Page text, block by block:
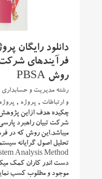
دانلود رایگان
فرآیندهای شرکت
روش PBSA
رشته مدیریت و حسابداری
و ارتباطات , پروژه , پروژه
چکیده هدف ازاین پژوهش
میباشد.این روش که در
دست اندر کاران کمک
موجود و مطلوب کسب